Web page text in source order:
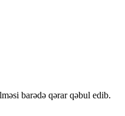
barədə qərar qəbul edib.